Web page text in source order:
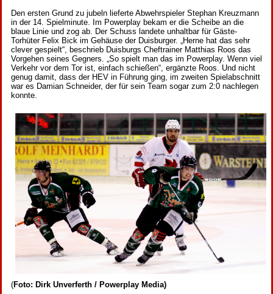
Den ersten Grund zu jubeln lieferte Abwehrspieler Stephan Kreuzmann
in der 14. Spielminute. Im Powerplay bekam er die Scheibe an die
blaue Linie und zog ab. Der Schuss landete unhaltbar für Gäste-
Torhüter Felix Bick im Gehäuse der Duisburger. „Herne hat das sehr
clever gespielt“, beschrieb Duisburgs Cheftrainer Matthias Roos das
Vorgehen seines Gegners. „So spielt man das im Powerplay. Wenn viel
Verkehr vor dem Tor ist, einfach schießen“, ergänzte Roos. Und nicht
genug damit, dass der HEV in Führung ging, im zweiten Spielabschnitt
war es Damian Schneider, der für sein Team sogar zum 2:0 nachlegen
konnte.
(Foto: Dirk Unverferth / Powerplay Media)